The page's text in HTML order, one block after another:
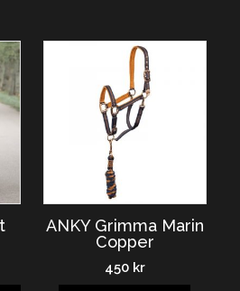
ANKY Grimma Marin
Copper
450 kr